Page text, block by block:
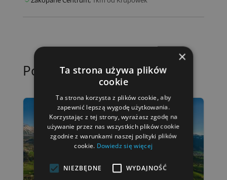
Podobne wpisy
×
Ta strona używa plików
cookie
Ta strona korzysta z plików cookie, aby
zapewnić lepszą wygodę użytkowania.
Korzystając z tej strony, wyrażasz zgodę na
używanie przez nas wszystkich plików cookie
zgodnie z warunkami naszej polityki plików
cookie. Dowiedz się więcej
NIEZBĘDNE WYDAJNOŚĆ